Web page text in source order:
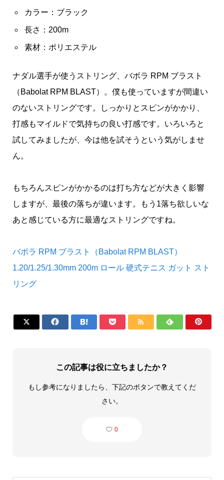
カラー：ブラック
長さ：200m
素材：ポリエステル
ナダル選手が使うストリング、バボラ RPM ブラスト
（Babolat RPM BLAST）。僕も使っていますが間違い
のないストリングです。しっかりとスピンがかかり、
打感もマイルドで気持ちの良い打感です。いろいろと
試してみましたが、今は他を試そうという気がしませ
ん。
もちろんスピンがかかるのは打ち方などが大きく影響
しますが、最後の落ちが違います。もう1落ち欲しいな
あと感じている方に最適なストリングですね。
バボラ RPM ブラスト（Babolat RPM BLAST）
1.20/1.25/1.30mm 200m ロール 硬式テニス ガット スト
リング
      
この記事は役に立ちましたか？
もし参考になりましたら、下記のボタンで教えてくだ
さい。
0